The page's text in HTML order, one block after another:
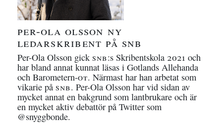
per-ola olsson ny
ledarskribent på snb
Per-Ola Olsson gick snb:s Skribentskola 2021 och
har bland annat kunnat läsas i Gotlands Allehanda
och Barometern-ot. Närmast har han arbetat som
vikarie på snb. Per-Ola Olsson har vid sidan av
mycket annat en bakgrund som lantbrukare och är
en mycket aktiv debattör på Twitter som
@snyggbonde.